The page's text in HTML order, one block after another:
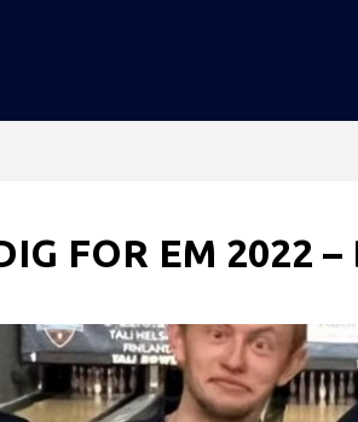
FOR EM 2022 –